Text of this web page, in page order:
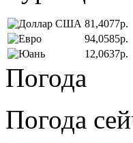
81,4077р.
94,0585р.
12,0637р.
Погода
Погода